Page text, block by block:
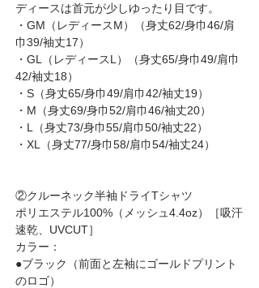
ディースは首元が少しゆったり目です。
・GM（レディースM）（身丈62/身巾46/肩
巾39/袖丈17）
・GL（レディースL）（身丈65/身巾49/肩巾
42/袖丈18）
・S（身丈65/身巾49/肩巾42/袖丈19）
・M（身丈69/身巾52/肩巾46/袖丈20）
・L（身丈73/身巾55/肩巾50/袖丈22）
・XL（身丈77/身巾58/肩巾54/袖丈24）
②クルーネック半袖ドライTシャツ
ポリエステル100%（メッシュ4.4oz）［吸汗
速乾、UVCUT］
カラー：
●ブラック（前面と左袖にゴールドプリント
のロゴ）